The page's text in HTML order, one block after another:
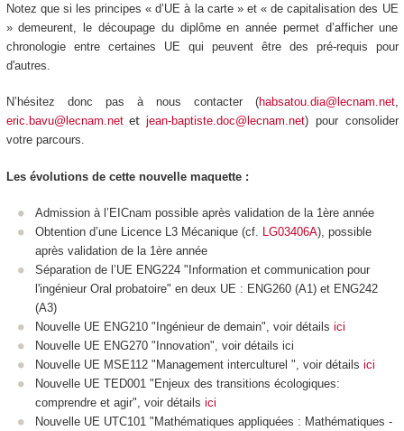
Notez que si les principes « d’UE à la carte» et « de capitalisation des UE
» demeurent, le découpage du diplôme en année permet d’afficher une
chronologie entre certaines UE qui peuvent être des pré-requis pour
d'autres.
N’hésitez donc pas à nous contacter (habsatou.dia@lecnam.net,
eric.bavu@lecnam.netet jean-baptiste.doc@lecnam.net) pour consolider
votre parcours.
Les évolutions de cette nouvelle maquette :
Admission à l’EICnam possible après validation de la 1ère année
Obtention d’une Licence L3 Mécanique (cf. LG03406A), possible
après validation de la 1ère année
Séparation de l’UE ENG224 "Information et communication pour
l'ingénieur Oral probatoire" en deux UE : ENG260 (A1) et ENG242
(A3)
Nouvelle UE ENG210 "Ingénieur de demain", voir détails ici
Nouvelle UE ENG270 "Innovation", voir détails ici
Nouvelle UE MSE112 "Management interculturel ", voir détails ici
Nouvelle UE TED001 "Enjeux des transitions écologiques:
comprendre et agir", voir détails ici
Nouvelle UE UTC101 "Mathématiques appliquées : Mathématiques -